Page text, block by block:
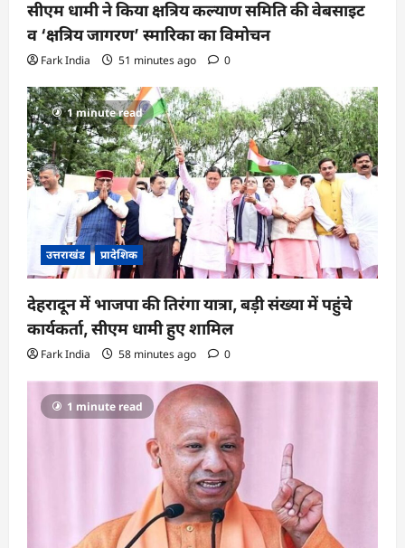
सीएम धामी ने किया क्षत्रिय कल्याण समिति की वेबसाइट
व ‘क्षत्रिय जागरण’ स्मारिका का विमोचन
Fark India 51 minutes ago 0
1 minute read
उत्तराखंड प्रादेशिक
देहरादून में भाजपा की तिरंगा यात्रा, बड़ी संख्या में पहुंचे
कार्यकर्ता, सीएम धामी हुए शामिल
Fark India 58 minutes ago 0
1 minute read